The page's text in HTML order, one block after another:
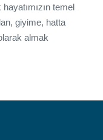
temel
giyime, hatta
almak